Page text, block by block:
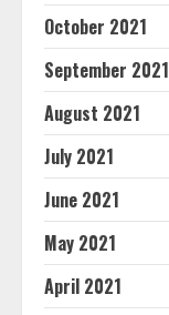
October 2021
September 2021
August 2021
July 2021
June 2021
May 2021
April 2021